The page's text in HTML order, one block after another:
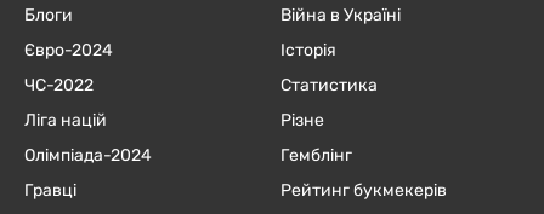
Блоги
Євро-2024
ЧC-2022
Ліга націй
Олімпіада-2024
Гравці
Війна в Україні
Історія
Статистика
Різне
Гемблінг
Рейтинг букмекерів